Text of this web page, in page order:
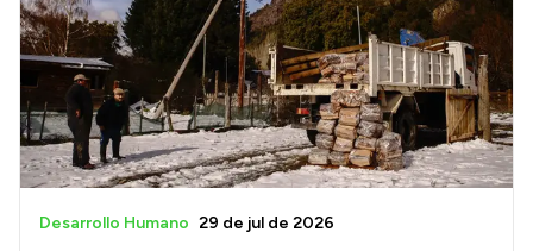
Desarrollo Humano 29 de jul de 2026